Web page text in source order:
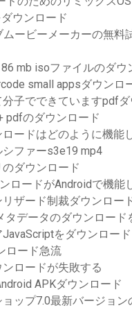
ウンロード
ービーメーカーの無料
mb isoファイルのダウ
small appsダウンロ
子でできていますpdfダ
pdfのダウンロード
ロードはどのように機能
ファーs3e19 mp4
ダウンロード
ロードがAndroidで機能
ザード制裁ダウンロー
タデータのダウンロード
をダウンロード
ロード急流
ンロードが失敗する
APKダウンロード
ップ7.0最新バージョン